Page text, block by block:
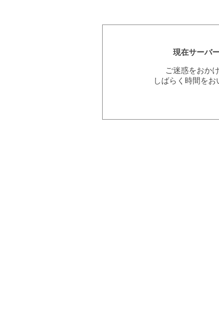
現在サーバ
ご迷惑をおか
しばらく時間を